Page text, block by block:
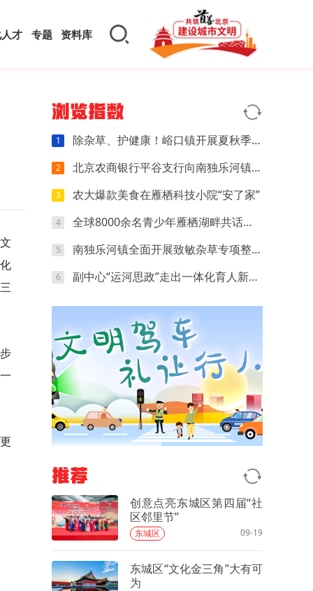
才 专题 资料库
浏览指数
1 除杂草、护健康！峪口镇开展夏秋季致敏杂草防除专项行动
2 北京农商银行平谷支行向南独乐河镇捐赠防汛物资，共筑安全防线
3 农大爆款美食在雁栖科技小院“安了家”
4 全球8000余名青少年雁栖湖畔共话中国故事
5 南独乐河镇全面开展致敏杂草专项整治行动
6 副中心“运河思政”走出一体化育人新路径
推荐
创意点亮东城区第四届“社
区邻里节”
东城区 09-19
东城区“文化金三角”大有可
为